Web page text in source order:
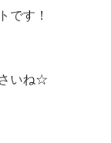
です！
いね☆